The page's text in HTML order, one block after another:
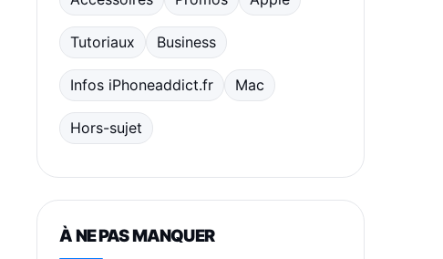
Tutoriaux Business
Infos iPhoneaddict.fr Mac
Hors-sujet
À NE PAS MANQUER